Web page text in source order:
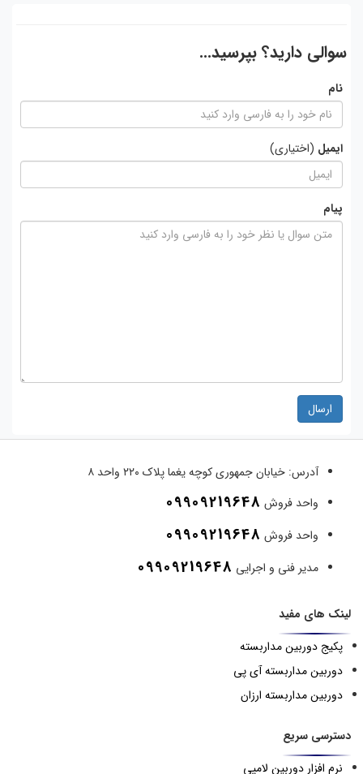
سوالی دارید؟ بپرسید...
نام
ایمیل (اختیاری)
پیام
ارسال
آدرس: خیابان جمهوری کوچه یغما پلاک ۲۲۰ واحد ۸
واحد فروش 09909219648
واحد فروش 09909219648
مدیر فنی و اجرایی 09909219648
لینک های مفید
پکیج دوربین مداربسته
دوربین مداربسته آی پی
دوربین مداربسته ارزان
دسترسی سریع
نرم افزار دوربین لامپی